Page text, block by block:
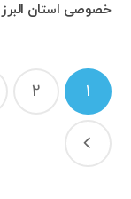
خصوصی استان البرز
راهبری
نوشته‌ها
1
2